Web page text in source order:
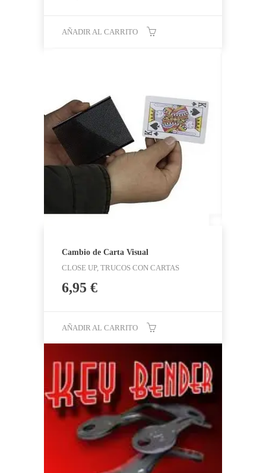
AÑADIR AL CARRITO
Cambio de Carta Visual
CLOSE UP, TRUCOS CON CARTAS
6,95 €
AÑADIR AL CARRITO